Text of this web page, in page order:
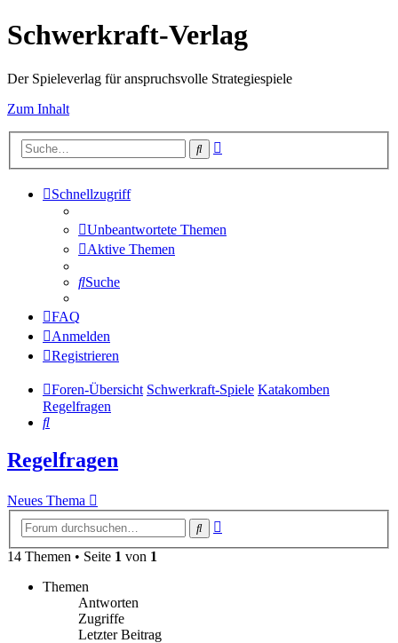
Schwerkraft-Verlag
Der Spieleverlag für anspruchsvolle Strategiespiele
Zum Inhalt
Suche
Schnellzugriff
Unbeantwortete Themen
Aktive Themen
Suche
FAQ
Anmelden
Registrieren
Foren-Übersicht Schwerkraft-Spiele Katakomben
Regelfragen
Suche
Regelfragen
Neues Thema
Suche
14 Themen • Seite 1 von 1
Themen
Antworten
Zugriffe
Letzter Beitrag